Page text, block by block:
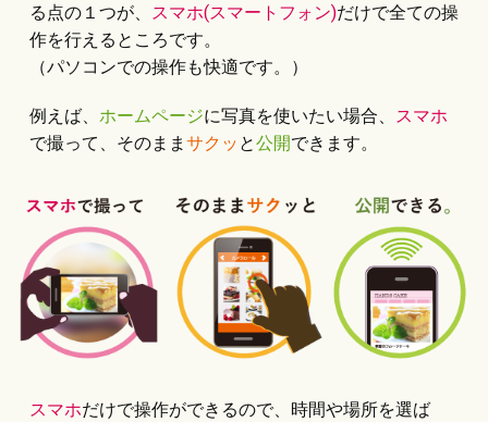
る点の１つが、 スマホ(スマートフォン)だけで全ての操
作を行えるところです。
（パソコンでの操作も快適です。）
例えば、 ホームページに写真を使いたい場合、 スマホ
で撮って、そのまま サクッ と公開できます。
スマホだけで操作ができるので、時間や場所を選ば